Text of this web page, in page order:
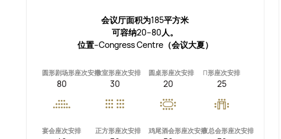
会议厅面积为185平方米
可容纳20--80人。
位置--Congress Centre（会议大夏）
圆形剧场形座次安排
80
教室形座次安排
30
圆桌形座次安排
20
П形座次安排
25
宴会座次安排 正方形座次安排 鸡尾酒会形座次安排夜总会形座次安排